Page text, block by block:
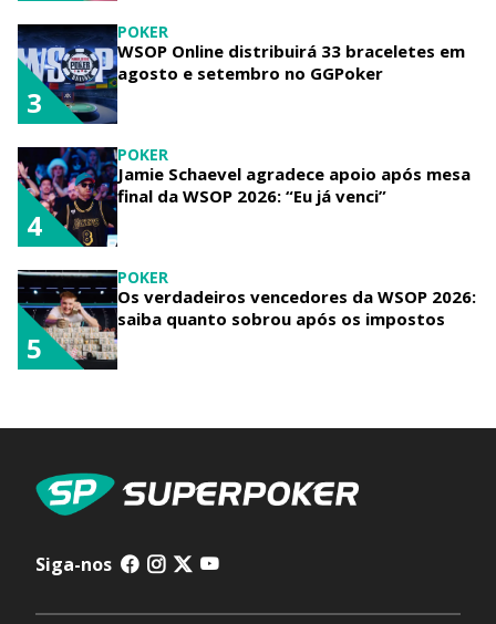
POKER
WSOP Online distribuirá 33 braceletes em
agosto e setembro no GGPoker
3
POKER
Jamie Schaevel agradece apoio após mesa
final da WSOP 2026: “Eu já venci”
4
POKER
Os verdadeiros vencedores da WSOP 2026:
saiba quanto sobrou após os impostos
5
Siga-nos